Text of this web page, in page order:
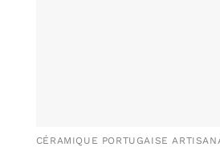
CÉRAMIQUE PORTUGAISE